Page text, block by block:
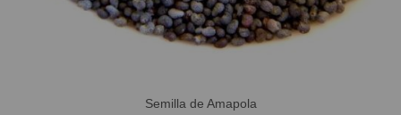
Semilla de Amapola